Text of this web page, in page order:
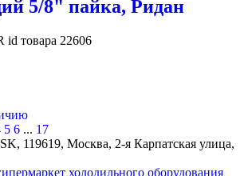
5/8" пайка, Ридан
id товара 22606
5 6 ... 17
, 119619, Москва, 2-я Карпатская улица,